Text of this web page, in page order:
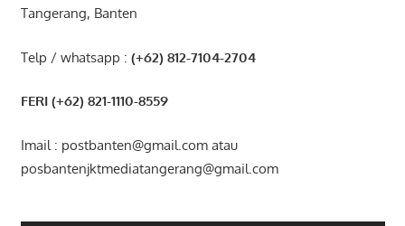
Tangerang, Banten
Telp / whatsapp : (+62) 812-7104-2704
FERI (+62) 821-1110-8559
Imail : postbanten@gmail.com atau
posbantenjktmediatangerang@gmail.com